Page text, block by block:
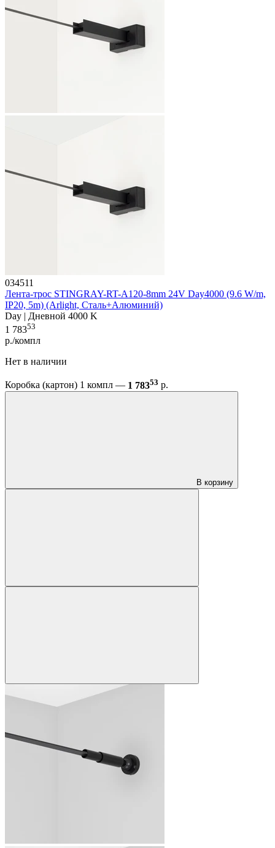
034511
Лента-трос STINGRAY-RT-A120-8mm 24V Day4000 (9.6 W/m,
IP20, 5m) (Arlight, Сталь+Алюминий)
Day | Дневной 4000 K
1 78353
р./компл
Нет в наличии
Коробка (картон) 1 компл — 1 78353 р.
В корзину